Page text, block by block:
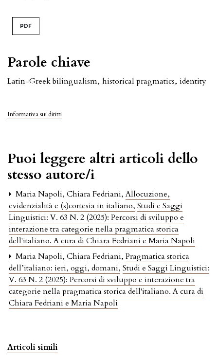
Parole chiave
Latin-Greek bilingualism, historical pragmatics, identity
Informativa sui diritti
PDF
Puoi leggere altri articoli dello
stesso autore/i
Maria Napoli, Chiara Fedriani,Allocuzione,
evidenzialità e (s)cortesia in italiano, Studi e Saggi
Linguistici: V. 63 N. 2 (2025): Percorsi di sviluppo e
interazione tra categorie nella pragmatica storica
dell'italiano. A cura di Chiara Fedriani e Maria Napoli
Maria Napoli, Chiara Fedriani, Pragmatica storica
dell’italiano: ieri, oggi, domani, Studi e Saggi Linguistici:
V. 63 N. 2 (2025): Percorsi di sviluppo e interazione tra
categorie nella pragmatica storica dell'italiano. A cura di
Chiara Fedriani e Maria Napoli
Articoli simili